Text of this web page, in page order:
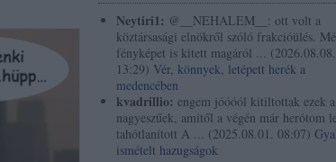
Neytiri1: @__NEHALEM__: ott volt a
köztársasági elnökről szóló frakcióülés.
fényképet is kitett magáról ... (2026.08.08.
13:29) Vér, könnyek, letépett herék a
medencében
kvadrillio: engem jóóóól kitiltottak ezek a
nagyeszűek, amitől a végén már herótom
tahótlanított A ... (2025.08.01. 08:07)
ismételt hazugságok